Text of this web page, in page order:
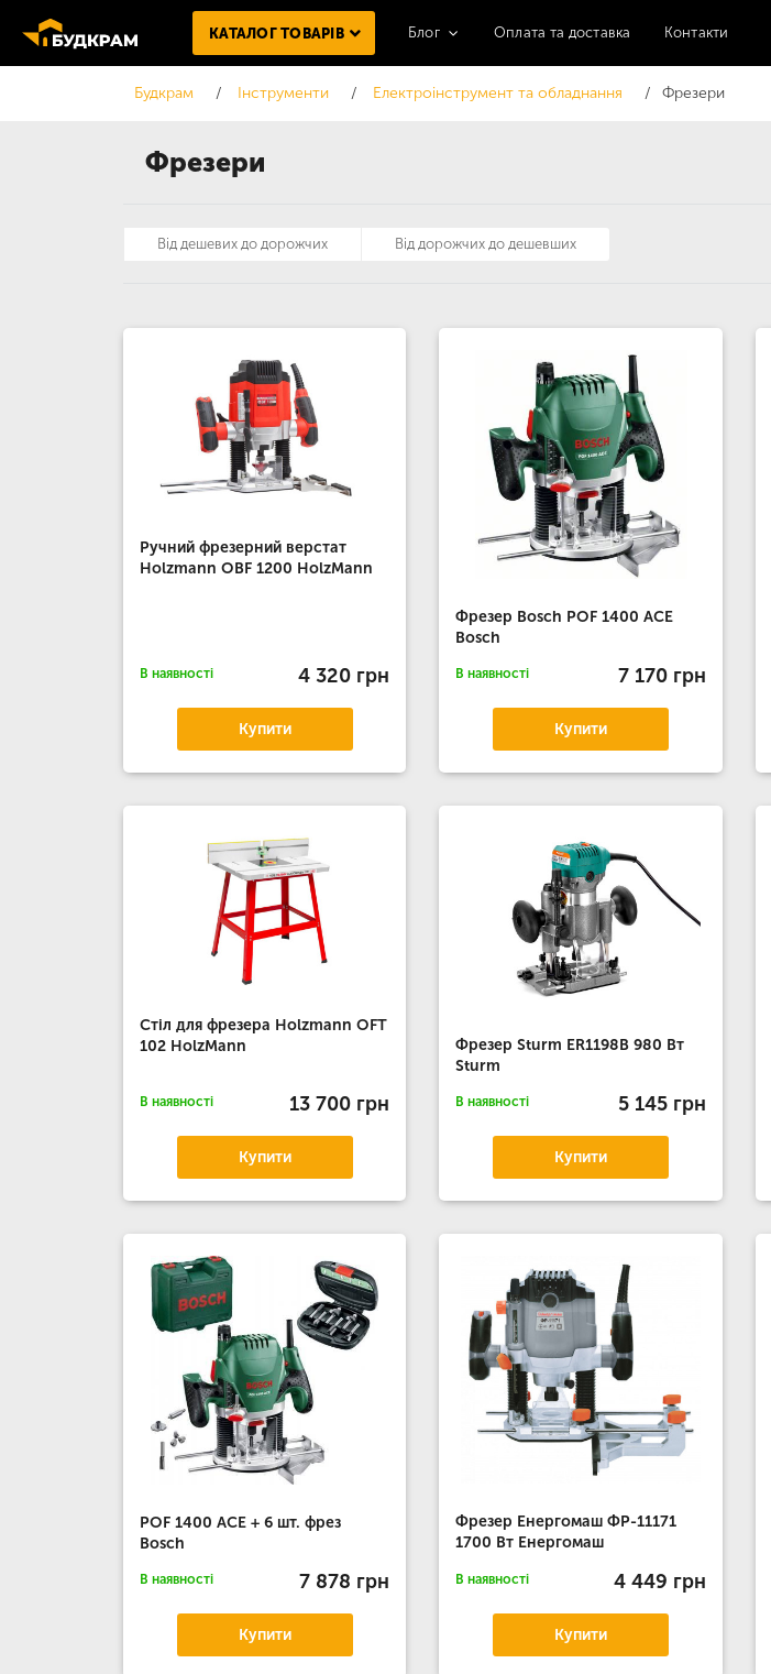
Фрезери
КАТАЛОГ ТОВАРІВ Блог Оплата та доставка Контакти
Будкрам Інструменти Електроінструмент та обладнання Фрезери
Ручний фрезерний верстат
Holzmann OBF 1200 HolzMann
В наявності 4 320 грн
Купити
Фрезер Bosch POF 1400 ACE
Bosch
В наявності 7 170 грн
Купити
Стіл для фрезера Holzmann OFT
102 HolzMann
В наявності 13 700 грн
Купити
Фрезер Sturm ER1198B 980 Вт
Sturm
В наявності 5 145 грн
Купити
POF 1400 ACE + 6 шт. фрез
Bosch
В наявності 7 878 грн
Купити
Фрезер Енергомаш ФР-11171
1700 Вт Енергомаш
В наявності 4 449 грн
Купити
Від дешевих до дорожчих Від дорожчих до дешевших